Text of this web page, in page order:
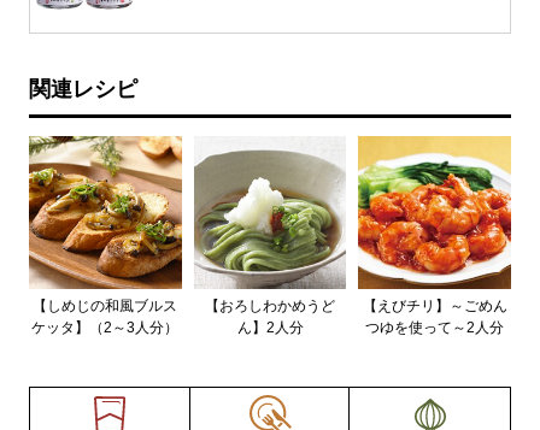
関連レシピ
【しめじの和風ブルス
ケッタ】（2～3人分）
【おろしわかめうど
ん】2人分
【えびチリ】～ごめん
つゆを使って～2人分